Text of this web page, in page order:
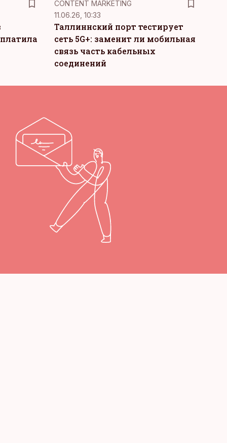
CONTENT MARKETING
11.06.26, 10:33
Таллиннский порт тестирует
сеть 5G+: заменит ли мобильная
связь часть кабельных
соединений